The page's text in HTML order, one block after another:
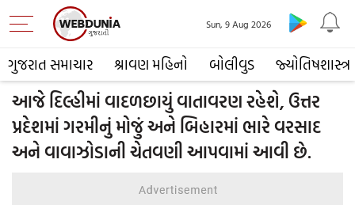
ગુજરાત સમાચાર શ્રાવણ મહિનો બોલીવુડ જ્યોતિષશાસ્ત્ર
Sun, 9 Aug 2026
આજે દિલ્હીમાં વાદળછાયું વાતાવરણ રહેશે, ઉત્તર
પ્રદેશમાં ગરમીનું મોજું અને બિહારમાં ભારે વરસાદ
અને વાવાઝોડાની ચેતવણી આપવામાં આવી છે.